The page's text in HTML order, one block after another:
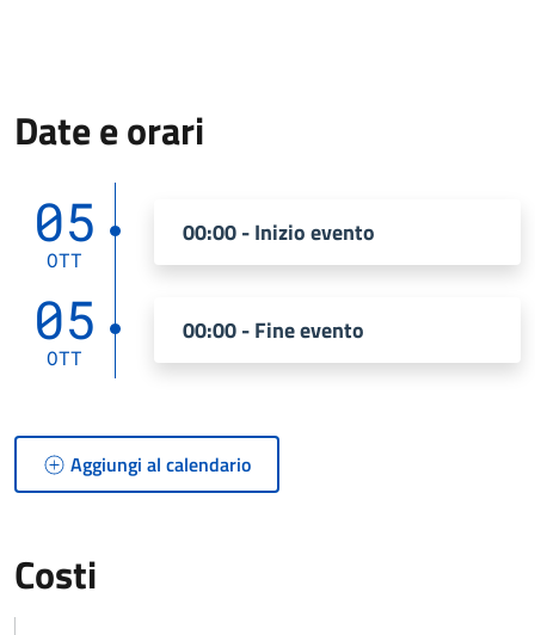
Date e orari
05
OTT
00:00 - Inizio evento
05
OTT
00:00 - Fine evento
Aggiungi al calendario
Costi